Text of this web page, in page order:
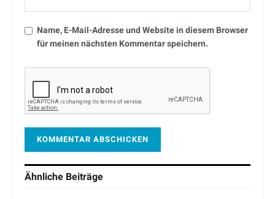
Name, E-Mail-Adresse und Website in diesem Browser
für meinen nächsten Kommentar speichern.
Ähnliche Beiträge